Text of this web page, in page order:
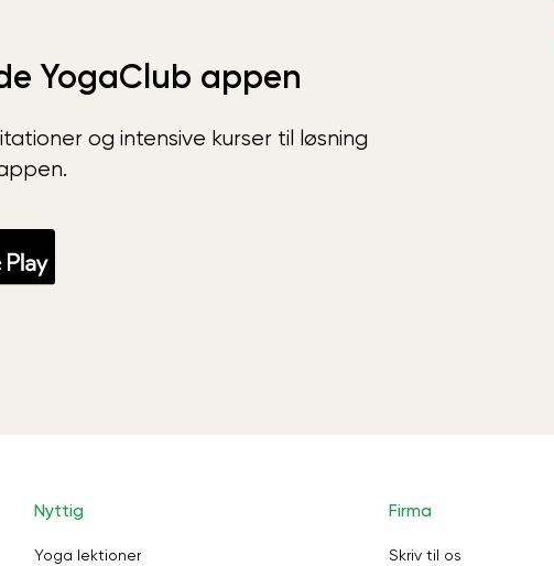
YogaClub appen
og intensive kurser til løsning
Nyttig
Yoga lektioner
Firma
Skriv til os